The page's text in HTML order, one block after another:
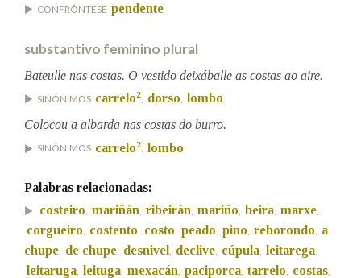
Nos exemplos
Na fraseoloxía
OUTRAS OPCIÓNS DE BUSCA
CONFRÓNTESE pendente
substantivo feminino plural
Bateulle nas costas. O vestido deixáballe as costas ao aire.
SINÓNIMOS carrelo2, dorso, lombo
Colocou a albarda nas costas do burro.
SINÓNIMOS carrelo2, lombo
Palabras relacionadas:
costeiro mariñán ribeirán mariño beira marxe
corgueiro costento costo peado pino reborondo a
chupe de chupe desnivel declive cúpula leitarega
leitaruga leituga mexacán paciporca tarrelo costas